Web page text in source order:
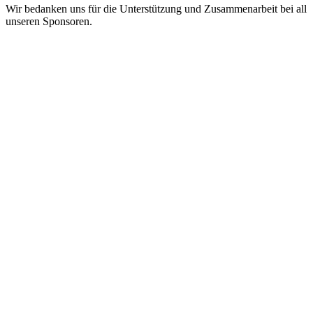
Wir bedanken uns für die Unterstützung und Zusammenarbeit bei all
unseren Sponsoren.